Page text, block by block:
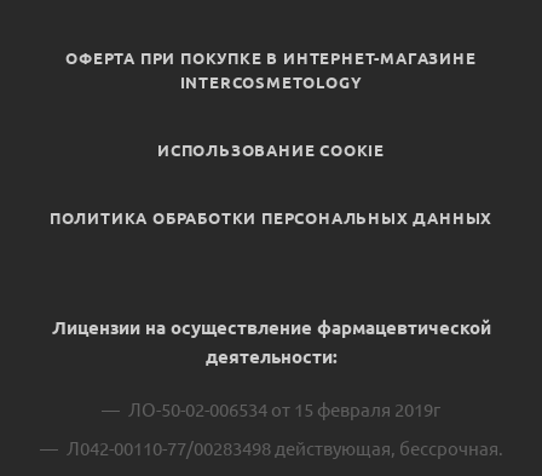
ОФЕРТА ПРИ ПОКУПКЕ В ИНТЕРНЕТ-МАГАЗИНЕ
INTERCOSMETOLOGY
ИСПОЛЬЗОВАНИЕ COOKIE
ПОЛИТИКА ОБРАБОТКИ ПЕРСОНАЛЬНЫХ ДАННЫХ
Лицензии на осуществление фармацевтической
деятельности:
ЛО-50-02-006534 от 15 февраля 2019г
Л042-00110-77/00283498 действующая, бессрочная.